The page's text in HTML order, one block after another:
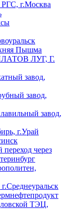
г.Москва
Пышма
ЛУГ, Г.
завод,
завод,
завод,
г.Урай
через
ТЭЦ,